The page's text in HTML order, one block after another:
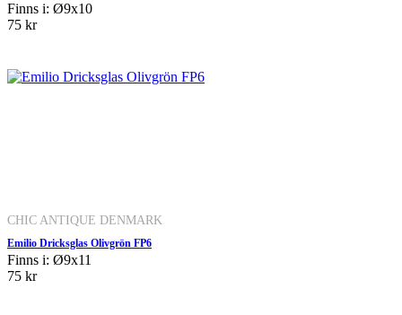
Finns i: Ø9x10
75 kr
CHIC ANTIQUE DENMARK
Emilio Dricksglas Olivgrön FP6
Finns i: Ø9x11
75 kr